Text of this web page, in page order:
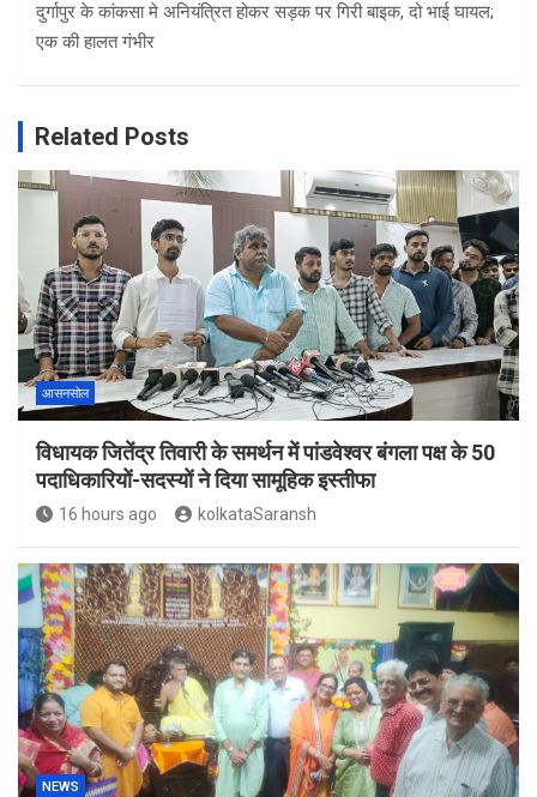
दुर्गापुर के कांकसा मे अनियंत्रित होकर सड़क पर गिरी बाइक, दो भाई घायल;
एक की हालत गंभीर
Related Posts
आसनसोल
विधायक जितेंद्र तिवारी के समर्थन में पांडवेश्वर बंगला पक्ष के 50
पदाधिकारियों-सदस्यों ने दिया सामूहिक इस्तीफा
16 hours ago kolkataSaransh
NEWS